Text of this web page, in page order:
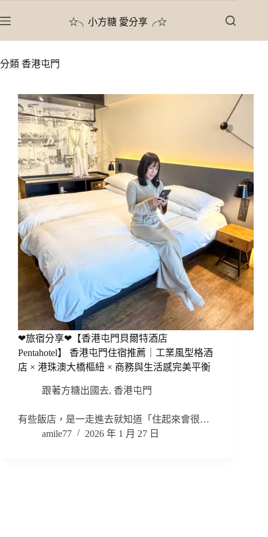
至
內
☆╮小方糖 愛分享╭☆
分類 香港屯門
❤旅宿分享❤【香港屯門貝爾特酒店
Pentahotel】 香港屯門住宿推薦｜工業風型格酒
店 × 港珠澳大橋樞紐 × 商務與生活感完美平衡
跟著方糖出國去, 香港屯門
有些飯店，是一走進去就知道「住起來會很…
amile77
2026 年 1 月 27 日